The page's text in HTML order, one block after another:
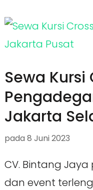
Sewa Kursi
Jakarta
pada 8 Juni 2023
CV. Bintang
dan event